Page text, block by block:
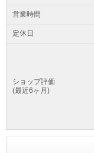
営業時間
定休日
ショップ評価
(最近6ヶ月)